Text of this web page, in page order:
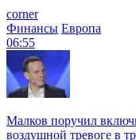
corner
Финансы Европа
06:55
Малков поручил
воздушной тревоге в